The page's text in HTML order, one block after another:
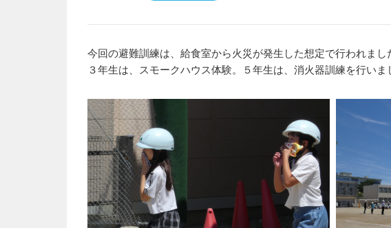
今回の避難訓練は、給食室から火災が発生した想定で行われまし
３年生は、スモークハウス体験。５年生は、消火器訓練を行いま